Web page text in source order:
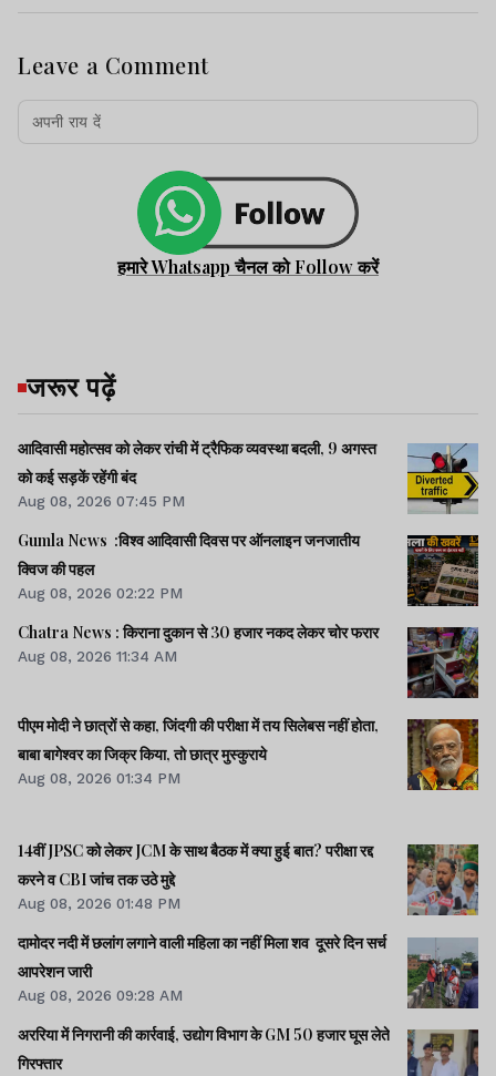
Leave a Comment
हमारे Whatsapp चैनल को Follow करें
जरूर पढ़ें
आदिवासी महोत्सव को लेकर रांची में ट्रैफिक व्यवस्था बदली, 9 अगस्त
को कई सड़कें रहेंगी बंद
Aug 08, 2026 07:45 PM
Gumla News :विश्व आदिवासी दिवस पर ऑनलाइन जनजातीय
क्विज की पहल
Aug 08, 2026 02:22 PM
Chatra News : किराना दुकान से 30 हजार नकद लेकर चोर फरार
Aug 08, 2026 11:34 AM
पीएम मोदी ने छात्रों से कहा, जिंदगी की परीक्षा में तय सिलेबस नहीं होता,
बाबा बागेश्वर का जिक्र किया, तो छात्र मुस्कुराये
Aug 08, 2026 01:34 PM
14वीं JPSC को लेकर JCM के साथ बैठक में क्या हुई बात? परीक्षा रद्द
करने व CBI जांच तक उठे मुद्दे
Aug 08, 2026 01:48 PM
दामोदर नदी में छलांग लगाने वाली महिला का नहीं मिला शव दूसरे दिन सर्च
आपरेशन जारी
Aug 08, 2026 09:28 AM
अररिया में निगरानी की कार्रवाई, उद्योग विभाग के GM 50 हजार घूस लेते
गिरफ्तार